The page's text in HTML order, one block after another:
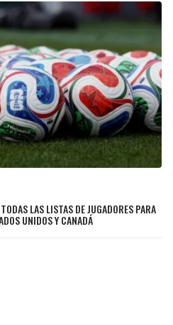
LAS LISTAS DE JUGADORES PARA
UNIDOS Y CANADÁ